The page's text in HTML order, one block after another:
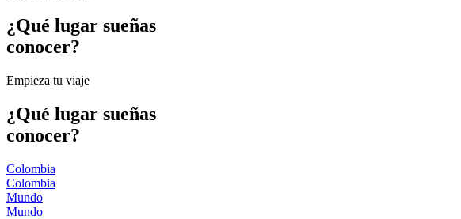
¿Qué lugar sueñas
conocer?
Empieza tu viaje
¿Qué lugar sueñas
conocer?
Colombia
Colombia
Mundo
Mundo